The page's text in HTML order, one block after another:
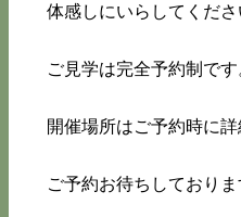
体感しにいらしてくださ
ご見学は完全予約制です
開催場所はご予約時に
ご予約お待ちしておりま